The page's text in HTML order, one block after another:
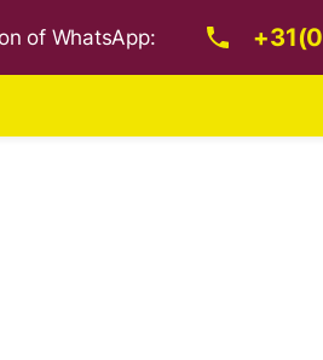
of WhatsApp: